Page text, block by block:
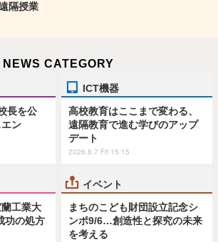
隔授業
NEWS CATEGORY
長を公
ン
ICT機器
高校教育はここまで変わる、
遠隔教育で進む学びのアップ
デート
2026.8.7 Fri 15:15
蘭工業大
功の処方
イベント
まちのこども財団設立記念シ
ンポ9/6…創造性と探究の未来
を考える